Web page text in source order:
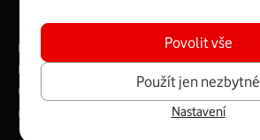
Mb/s.
Více o Zyxel VMG8623-T50B
Právní­ podmí­nky
Ochrana soukromí­
Digitální odpovědnost
Ceník
Copyright © 2026 Vodafone Czech Republic a.s.
Použít jen nezbytné
Povolit vše
Nastavení